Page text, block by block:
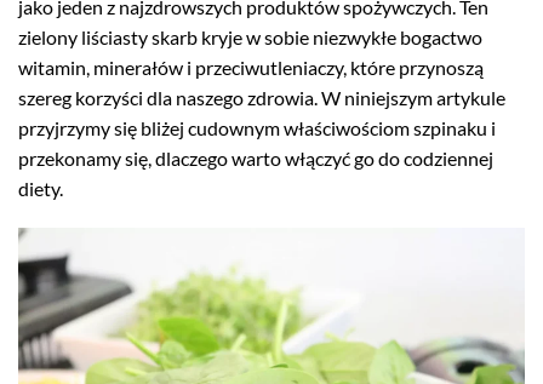
jako jeden z najzdrowszych produktów spożywczych. Ten
zielony liściasty skarb kryje w sobie niezwykłe bogactwo
witamin, minerałów i przeciwutleniaczy, które przynoszą
szereg korzyści dla naszego zdrowia. W niniejszym artykule
przyjrzymy się bliżej cudownym właściwościom szpinaku i
przekonamy się, dlaczego warto włączyć go do codziennej
diety.